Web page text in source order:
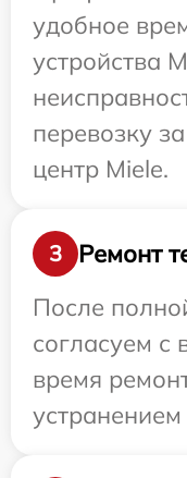
удобное
устройства
перевозку
центр Miele.
3
Ремонт
После
согласуем с
время